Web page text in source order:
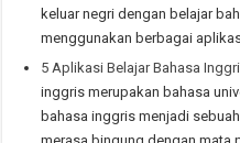
keluar negri dengan belajar
menggunakan berbagai
5 Aplikasi Belajar Bahasa
inggris merupakan bahasa
bahasa inggris menjadi